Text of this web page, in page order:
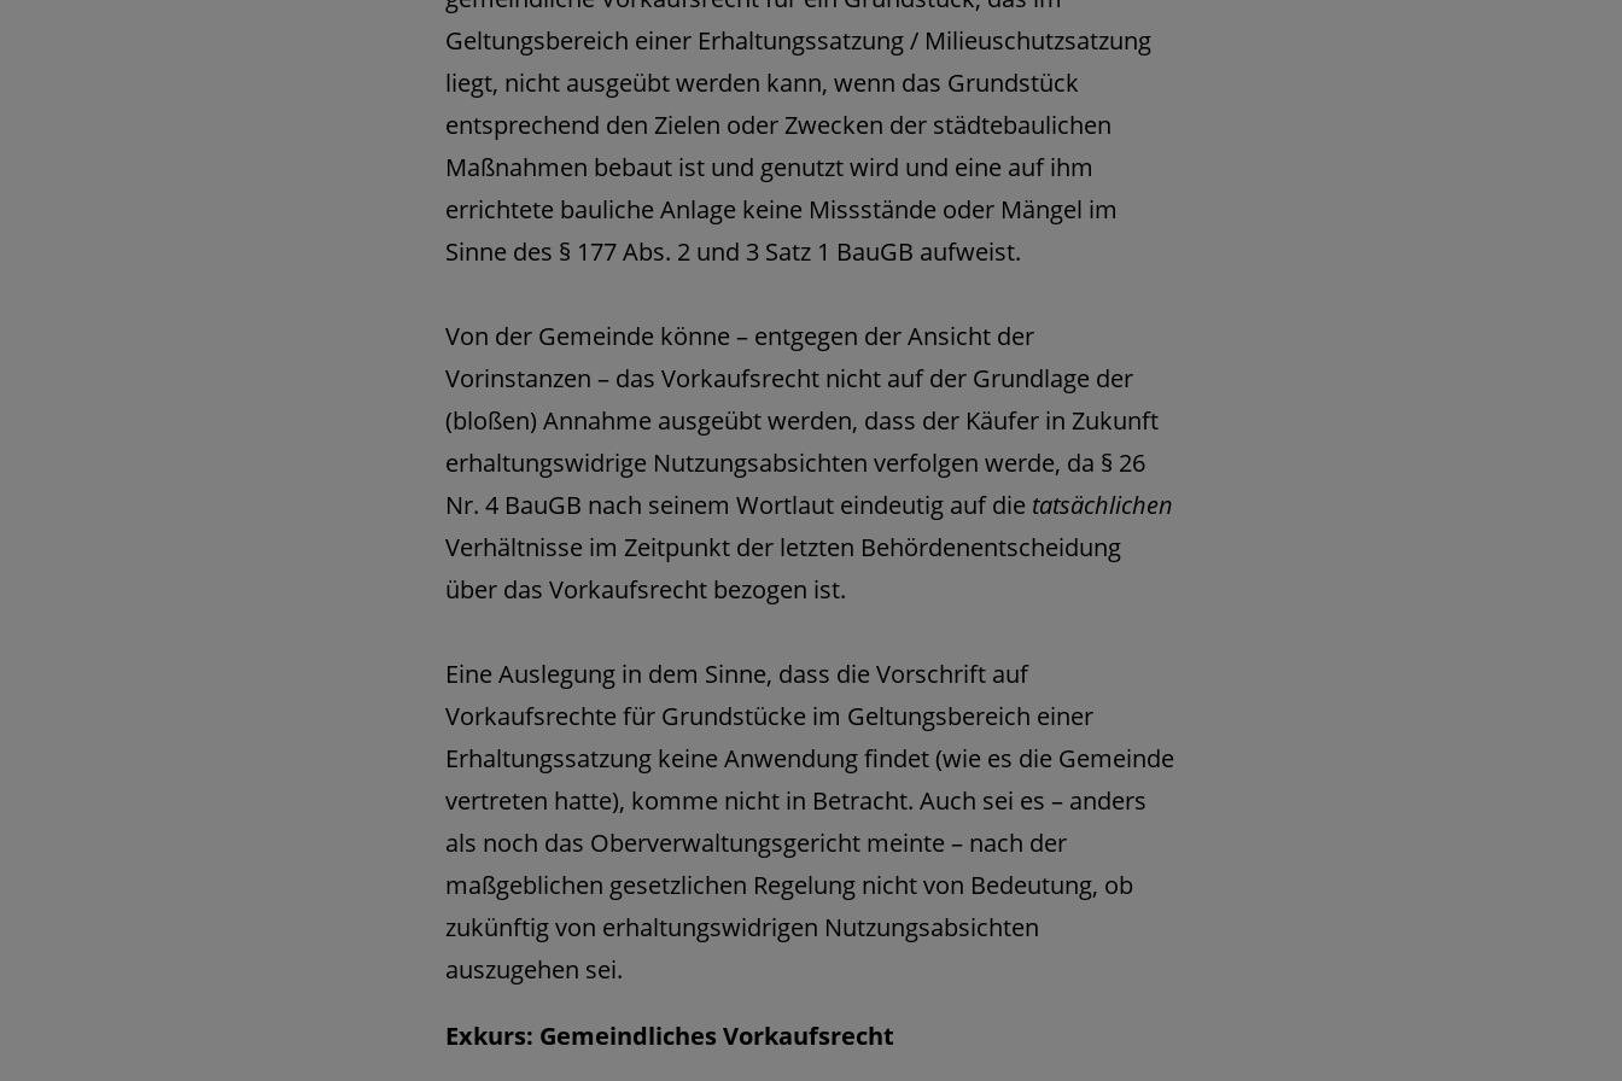
Geltungsbereich einer Erhaltungssatzung / Milieuschutzsatzung
liegt, nicht ausgeübt werden kann, wenn das Grundstück
entsprechend den Zielen oder Zwecken der städtebaulichen
Maßnahmen bebaut ist und genutzt wird und eine auf ihm
errichtete bauliche Anlage keine Missstände oder Mängel im
Sinne des § 177 Abs. 2 und 3 Satz 1 BauGB aufweist.
Von der Gemeinde könne – entgegen der Ansicht der
Vorinstanzen – das Vorkaufsrecht nicht auf der Grundlage der
(bloßen) Annahme ausgeübt werden, dass der Käufer in Zukunft
erhaltungswidrige Nutzungsabsichten verfolgen werde, da § 26
Nr. 4 BauGB nach seinem Wortlaut eindeutig auf die tatsächlichen
Verhältnisse im Zeitpunkt der letzten Behördenentscheidung
über das Vorkaufsrecht bezogen ist.
Eine Auslegung in dem Sinne, dass die Vorschrift auf
Vorkaufsrechte für Grundstücke im Geltungsbereich einer
Erhaltungssatzung keine Anwendung findet (wie es die Gemeinde
vertreten hatte), komme nicht in Betracht. Auch sei es – anders
als noch das Oberverwaltungsgericht meinte – nach der
maßgeblichen gesetzlichen Regelung nicht von Bedeutung, ob
zukünftig von erhaltungswidrigen Nutzungsabsichten
auszugehen sei.
Exkurs: Gemeindliches Vorkaufsrecht